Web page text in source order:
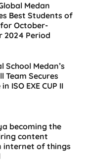
Medan
Best Students of
October-
2024 Period
School Medan’s
Team Secures
ISO EXE CUP II
becoming the
content
internet of things